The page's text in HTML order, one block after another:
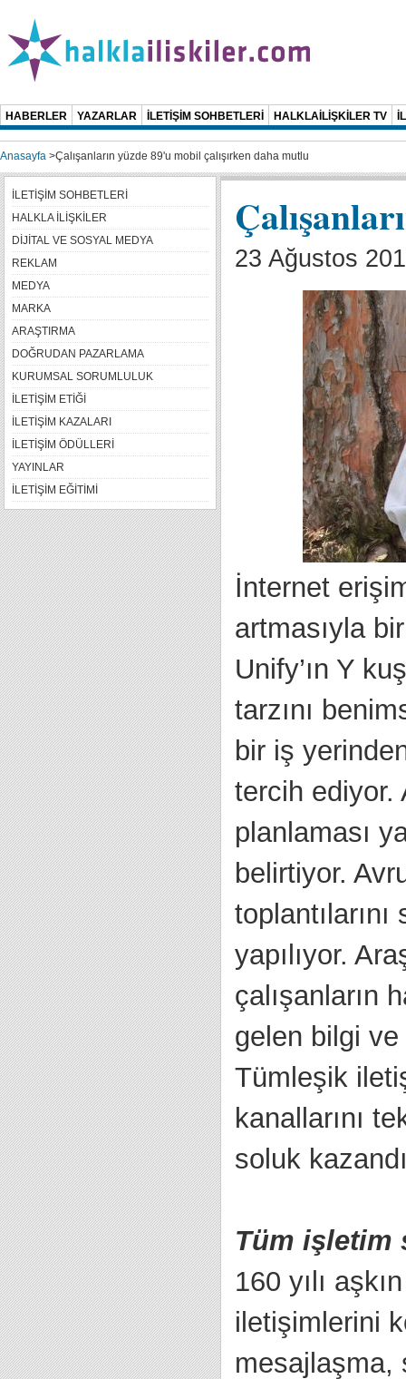
HABERLER YAZARLAR İLETİŞİM SOHBETLERİ HALKLAİLİŞKİLER TV
Anasayfa >Çalışanların yüzde 89'u mobil çalışırken daha mutlu
23 Ağustos
İnternet
artmasıyla
Unify’ın Y
tarzını
bir iş
tercih ediyor.
planlaması
belirtiyor.
yapılıyor.
çalışanların
gelen bilgi ve
Tümleşik
kanallarını
soluk
Tüm işletim
160 yılı
iletişimlerini
mesajlaşma,
İLETİŞİM SOHBETLERİ
HALKLA İLİŞKİLER
DİJİTAL VE SOSYAL MEDYA
REKLAM
MEDYA
MARKA
ARAŞTIRMA
DOĞRUDAN PAZARLAMA
KURUMSAL SORUMLULUK
İLETİŞİM ETİĞİ
İLETİŞİM KAZALARI
İLETİŞİM ÖDÜLLERİ
YAYINLAR
İLETİŞİM EĞİTİMİ